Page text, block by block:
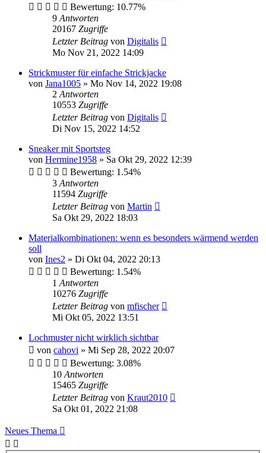
Bewertung: 10.77%
9 Antworten
20167 Zugriffe
Letzter Beitrag von Digitalis
Mo Nov 21, 2022 14:09
Strickmuster für einfache Strickjacke
von Jana1005 » Mo Nov 14, 2022 19:08
2 Antworten
10553 Zugriffe
Letzter Beitrag von Digitalis
Di Nov 15, 2022 14:52
Sneaker mit Sportsteg
von Hermine1958 » Sa Okt 29, 2022 12:39
Bewertung: 1.54%
3 Antworten
11594 Zugriffe
Letzter Beitrag von Martin
Sa Okt 29, 2022 18:03
Materialkombinationen: wenn es besonders wärmend werden
soll
von Ines2 » Di Okt 04, 2022 20:13
Bewertung: 1.54%
1 Antworten
10276 Zugriffe
Letzter Beitrag von mfischer
Mi Okt 05, 2022 13:51
Lochmuster nicht wirklich sichtbar
von cahovi » Mi Sep 28, 2022 20:07
Bewertung: 3.08%
10 Antworten
15465 Zugriffe
Letzter Beitrag von Kraut2010
Sa Okt 01, 2022 21:08
Neues Thema